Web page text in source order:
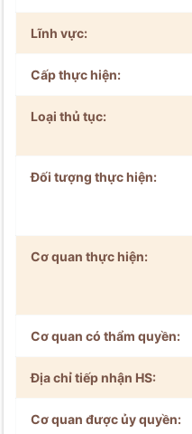
Lĩnh vực:
Cấp thực hiện:
Loại thủ tục:
Đối tượng thực hiện:
Cơ quan thực hiện:
Cơ quan có thẩm quyền:
Địa chỉ tiếp nhận HS:
Cơ quan được ủy quyền: